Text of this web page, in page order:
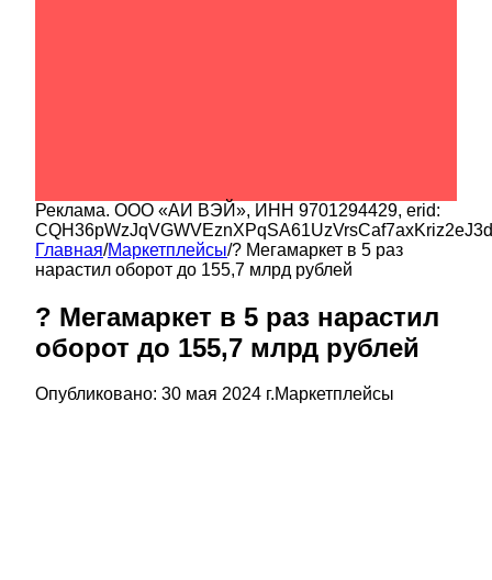
Реклама. ООО «АИ ВЭЙ», ИНН 9701294429, erid:
Главная/Маркетплейсы/? Мегамаркет в 5 раз
нарастил оборот до 155,7 млрд рублей
? Мегамаркет в 5 раз нарастил
оборот до 155,7 млрд рублей
Опубликовано: 30 мая 2024 г.Маркетплейсы